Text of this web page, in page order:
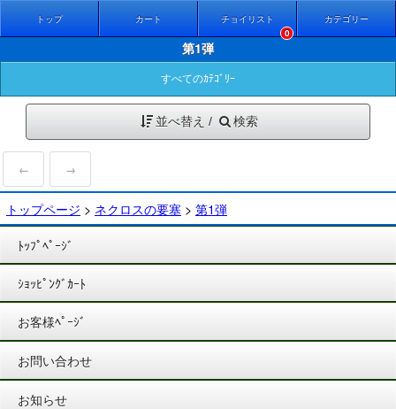
トップ カート
チョイリスト
0
カテゴリー
第1弾
すべてのｶﾃｺﾞﾘｰ
並べ替え / 検索
← →
トップページ > ネクロスの要塞 > 第1弾
ﾄｯﾌﾟﾍﾟｰｼﾞ
ｼｮｯﾋﾟﾝｸﾞｶｰﾄ
お客様ﾍﾟｰｼﾞ
お問い合わせ
お知らせ